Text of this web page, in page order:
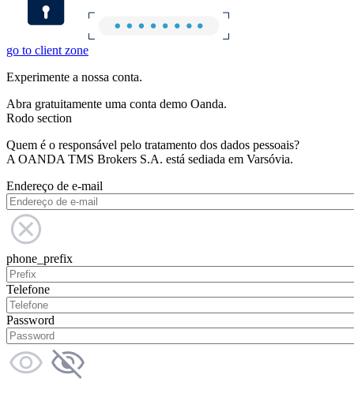
go to client zone
Experimente a nossa conta.
Abra gratuitamente uma conta demo Oanda.
Rodo section
Quem é o responsável pelo tratamento dos dados pessoais?
A OANDA TMS Brokers S.A. está sediada em Varsóvia.
Endereço de e-mail
phone_prefix
Telefone
Password